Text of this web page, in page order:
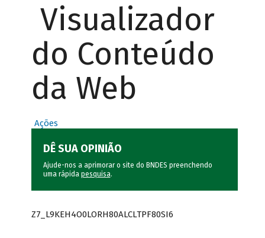
Visualizador
do Conteúdo
da Web
Ações
DÊ SUA OPINIÃO
Ajude-nos a aprimorar o site do BNDES preenchendo
uma rápida pesquisa.
Z7_L9KEH4O0LORH80ALCLTPF80SI6